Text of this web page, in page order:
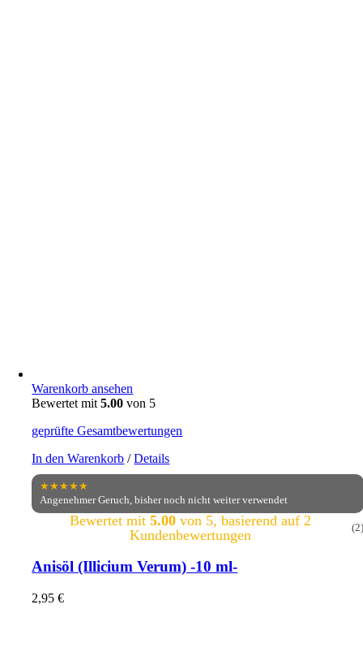
Warenkorb ansehen
Bewertet mit5.00 von 5
geprüfte Gesamtbewertungen
In den Warenkorb / Details
★★★★★
Angenehmer Geruch, bisher noch nicht weiter verwendet
Bewertet mit 5.00von 5, basierend auf 2
Kundenbewertungen
(2)
Anisöl (Illicium Verum) -10 ml-
2,95€